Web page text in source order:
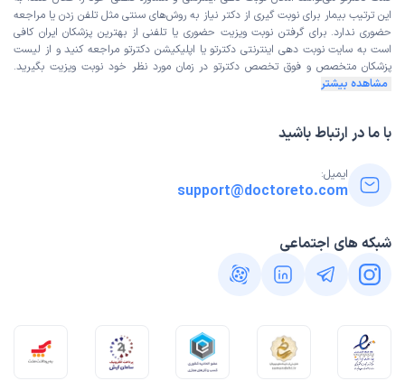
این ترتیب بیمار برای نوبت گیری از دکتر نیاز به روش‌های سنتی مثل تلفن زدن یا مراجعه
حضوری ندارد. برای گرفتن نوبت ویزیت حضوری یا تلفنی از بهترین پزشکان ایران کافی
است به سایت نوبت دهی اینترنتی دکترتو یا اپلیکیشن دکترتو مراجعه کنید و از لیست
پزشکان متخصص و فوق تخصص دکترتو در زمان مورد نظر خود نوبت ویزیت بگیرید.
مشاهده بیشتر
با ما در ارتباط باشید
ایمیل:
support@doctoreto.com
شبکه های اجتماعی